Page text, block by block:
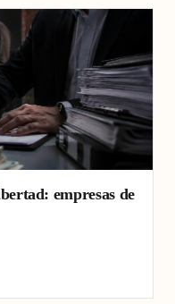
empresas de